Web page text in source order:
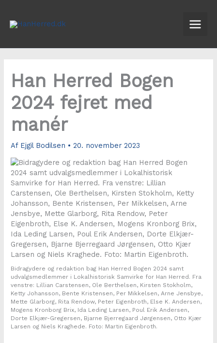
indholdet
Han Herred Bogen
2024 fejret med
manér
Af Ejgil Bodilsen •20. november 2023
Bidragydere og redaktion bag Han Herred Bogen 2024 samt
udvalgsmedlemmer i Lokalhistorisk Samvirke for Han Herred. Fra
venstre: Lillian Carstensen, Ole Berthelsen, Kirsten Stokholm,
Ketty Johansson, Bente Kristensen, Per Mikkelsen, Arne Jensbye,
Mette Glarborg, Rita Rendow, Peter Eigenbroth, Else K. Andersen,
Mogens Kronborg Brix, Ida Leding Larsen, Poul Erik Andersen,
Dorte Elkjær-Gregersen, Bjarne Bjerregaard Jørgensen, Otto Kjær
Larsen og Niels Kraghede. Foto: Martin Eigenbroth.